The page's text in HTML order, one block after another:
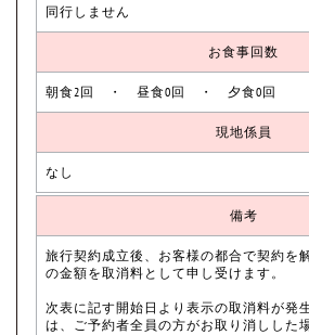
同行しません
お食事回数
朝食2回 ・ 昼食0回 ・ 夕食0回
現地係員
なし
備考
旅行契約成立後、お客様の都合で契約を
の金額を取消料として申し受けます。
次表に記す開始日より表示の取消料が発
は、ご予約者全員の方がお取り消しした